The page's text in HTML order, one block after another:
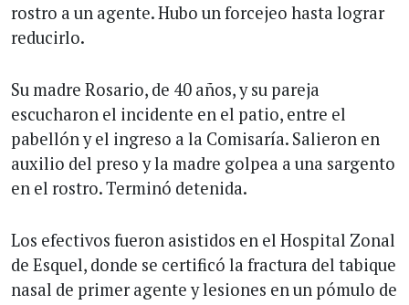
rostro a un agente. Hubo un forcejeo hasta lograr
reducirlo.
Su madre Rosario, de 40 años, y su pareja
escucharon el incidente en el patio, entre el
pabellón y el ingreso a la Comisaría. Salieron en
auxilio del preso y la madre golpea a una sargento
en el rostro. Terminó detenida.
Los efectivos fueron asistidos en el Hospital Zonal
de Esquel, donde se certificó la fractura del tabique
nasal de primer agente y lesiones en un pómulo de